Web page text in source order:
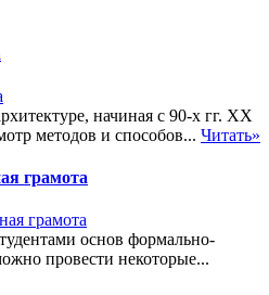
начиная с 90-х гг. XX
методов и способов... Читать»
грамота
основ формально-
провести некоторые...